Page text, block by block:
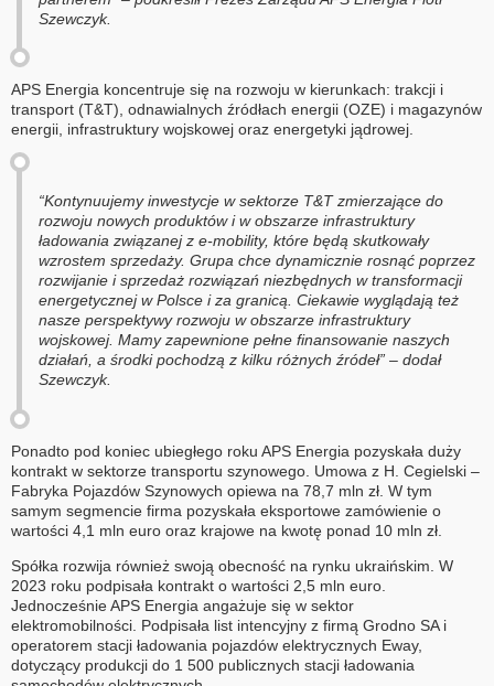
Szewczyk.
APS Energia koncentruje się na rozwoju w kierunkach: trakcji i
transport (T&T), odnawialnych źródłach energii (OZE) i magazynów
energii, infrastruktury wojskowej oraz energetyki jądrowej.
“Kontynuujemy inwestycje w sektorze T&T zmierzające do
rozwoju nowych produktów i w obszarze infrastruktury
ładowania związanej z e-mobility, które będą skutkowały
wzrostem sprzedaży. Grupa chce dynamicznie rosnąć poprzez
rozwijanie i sprzedaż rozwiązań niezbędnych w transformacji
energetycznej w Polsce i za granicą. Ciekawie wyglądają też
nasze perspektywy rozwoju w obszarze infrastruktury
wojskowej. Mamy zapewnione pełne finansowanie naszych
działań, a środki pochodzą z kilku różnych źródeł” – dodał
Szewczyk.
Ponadto pod koniec ubiegłego roku APS Energia pozyskała duży
kontrakt w sektorze transportu szynowego. Umowa z H. Cegielski –
Fabryka Pojazdów Szynowych opiewa na 78,7 mln zł. W tym
samym segmencie firma pozyskała eksportowe zamówienie o
wartości 4,1 mln euro oraz krajowe na kwotę ponad 10 mln zł.
Spółka rozwija również swoją obecność na rynku ukraińskim. W
2023 roku podpisała kontrakt o wartości 2,5 mln euro.
Jednocześnie APS Energia angażuje się w sektor
elektromobilności. Podpisała list intencyjny z firmą Grodno SA i
operatorem stacji ładowania pojazdów elektrycznych Eway,
dotyczący produkcji do 1 500 publicznych stacji ładowania